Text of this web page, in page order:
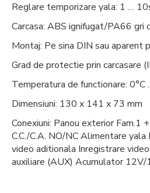
Reglare temporizare yala: 1 …
Carcasa: ABS ignifugat/PA66 gri
Montaj: Pe sina DIN sau aparent
Grad de protectie prin carcasare
Temperatura de functionare: 0°C
Dimensiuni: 130 x 141 x 73 mm
Conexiuni: Panou exterior Fam.1
C.C./C.A. NO/NC Alimentare
video aditionala Inregistrare
auxiliare (AUX) Acumulator 12V/